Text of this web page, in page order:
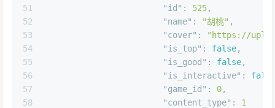
50
51
52
53
54
55
56
57
"id": 525,
"name": "胡桃",
"cover":
"https://
"is_top": false,
"is_good": false ,
"is_interactive"
"game_id" : 0,